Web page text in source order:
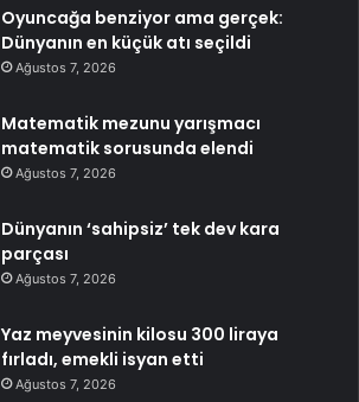
Oyuncağa benziyor ama gerçek:
Dünyanın en küçük atı seçildi
Ağustos 7, 2026
Matematik mezunu yarışmacı
matematik sorusunda elendi
Ağustos 7, 2026
Dünyanın ‘sahipsiz’ tek dev kara
parçası
Ağustos 7, 2026
Yaz meyvesinin kilosu 300 liraya
fırladı, emekli isyan etti
Ağustos 7, 2026